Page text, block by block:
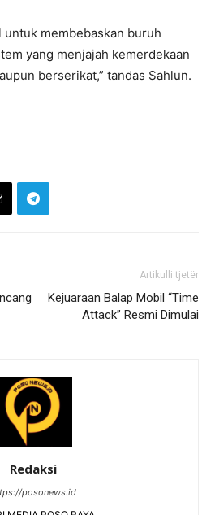
untuk membebaskan buruh
yang menjajah kemerdekaan
berserikat,” tandas Sahlun.
Artikulli tjetër
Kejuaraan Balap Mobil “Time
Attack” Resmi Dimulai
Redaksi
posonews.id